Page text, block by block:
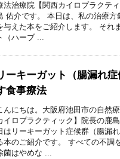
法治療院【関西カイロプラクテ
佑介です。 本日は、私の治療方
与えた本をご紹介します。 それ
（ハーブ ...
ーキーガット（腸漏れ
食事療法
んにちは。大阪府池田市の自然
イロプラクティック】院長の鹿
はリーキーガット症候群（腸漏
本のご紹介です。 すべての不調
菌はやめな ...